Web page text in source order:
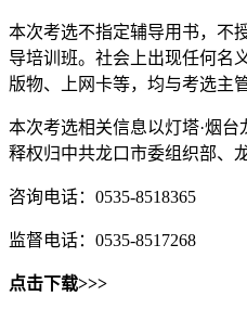
本次考选不指定辅导用书，不
导培训班。社会上出现任何名
版物、上网卡等，均与考选主
本次考选相关信息以灯塔·烟
释权归中共龙口市委组织部、
咨询电话：0535-8518365
监督电话：0535-8517268
点击下载>>>